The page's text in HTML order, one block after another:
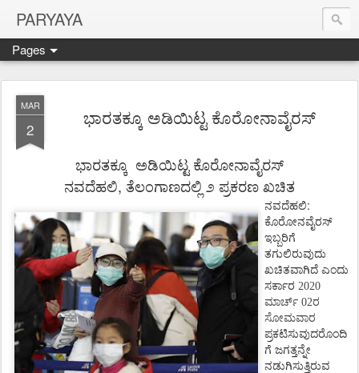
PARYAYA
Pages
MAR
2
ಭಾರತಕ್ಕೂ ಅಡಿಯಿಟ್ಟ ಕೊರೋನಾವೈರಸ್
ಭಾರತಕ್ಕೂ ಅಡಿಯಿಟ್ಟ ಕೊರೋನಾವೈರಸ್
ನವದೆಹಲಿ, ತೆಲಂಗಾಣದಲ್ಲಿ ೨ ಪ್ರಕರಣ ಖಚಿತ
ನವದೆಹಲಿ:
ಕೊರೋನವೈರಸ್
ಇಬ್ಬರಿಗೆ
ತಗುಲಿರುವುದು
ಖಚಿತವಾಗಿದೆ ಎಂದು
ಸರ್ಕಾರ 2020
ಮಾರ್ಚ್ 02ರ
ಸೋಮವಾರ
ಪ್ರಕಟಿಸುವುದರೊಂದಿ
ಗೆ ಜಗತ್ತನ್ನೇ
ನಡುಗಿಸುತ್ತಿರುವ